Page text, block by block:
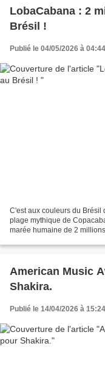
LobaCabana : 2
Brésil !
Publié le 04/05/2026 à 04:44
C'est aux couleurs du Brésil
plage mythique de
marée humaine de 2
American Music
Shakira.
Publié le 14/04/2026 à 15:24